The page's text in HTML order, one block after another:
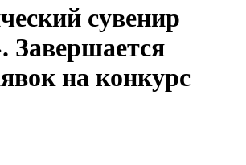
сувенир
Завершается
на конкурс